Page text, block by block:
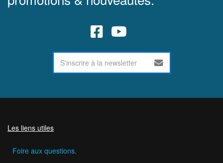
Les liens utiles
Foire aux questions.